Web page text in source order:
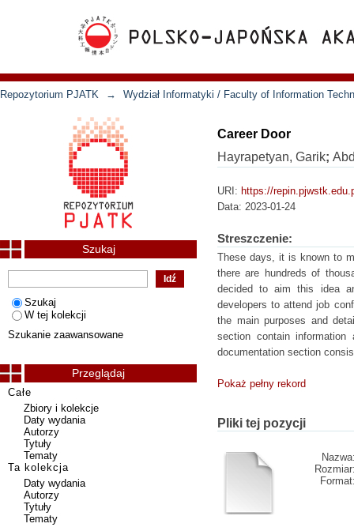
Repozytorium PJATK → Wydział Informatyki / Faculty of Information
Career Door
Hayrapetyan, Garik;
URI: https://
Data: 2023-01-24
Streszczenie:
These days, it is known to
there are hundreds of
decided to aim this idea
developers to attend job
the main purposes and
section contain
documentation section
Pokaż pełny rekord
Pliki tej pozycji
Szukaj
Szukaj
W tej kolekcji
Szukanie zaawansowane
Przeglądaj
Całe
Zbiory i kolekcje
Daty wydania
Autorzy
Tytuły
Tematy
Ta kolekcja
Daty wydania
Autorzy
Tytuły
Tematy